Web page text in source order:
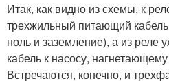
Итак, как видно из схемы, к
трехжильный питающий
ноль и заземление), а из реле
кабель к насосу,
Встречаются, конечно, и